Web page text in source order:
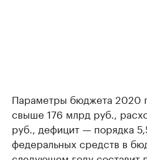
Параметры бюджета 2020
свыше 176 млрд руб.,
руб., дефицит — порядка
федеральных средств в